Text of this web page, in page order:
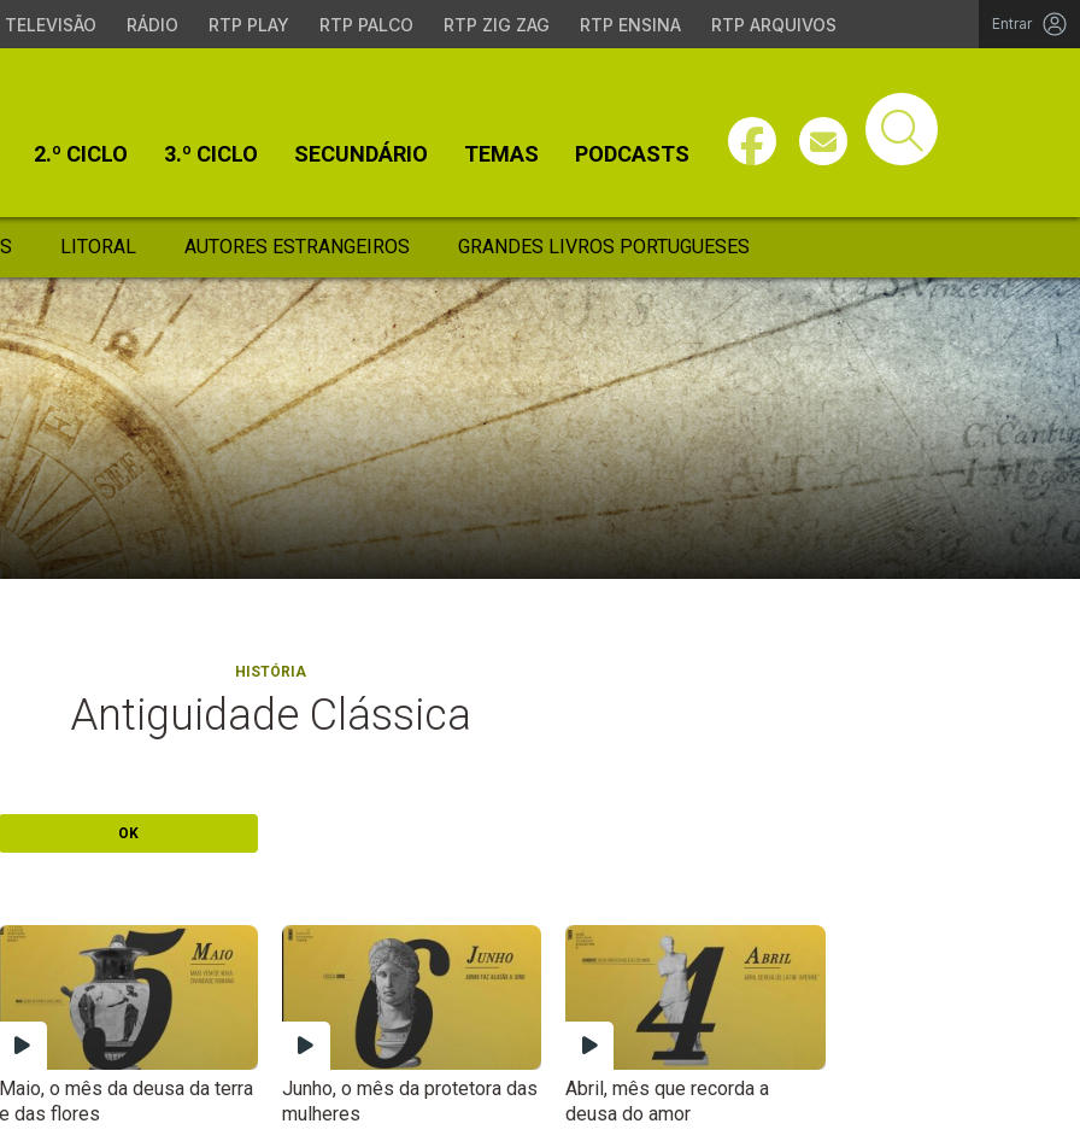
TELEVISÃO RÁDIO RTP PLAY RTP PALCO RTP ZIG ZAG RTP ENSINA RTP ARQUIVOS Entrar
2.º CICLO 3.º CICLO SECUNDÁRIO TEMAS PODCASTS
LITORAL AUTORES ESTRANGEIROS GRANDES LIVROS PORTUGUESES
HISTÓRIA
Antiguidade Clássica
OK
Maio, o mês da deusa da terra
e das flores
Junho, o mês da protetora das
mulheres
Abril, mês que recorda a
deusa do amor